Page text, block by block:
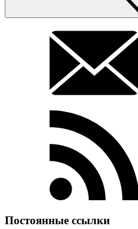
Постоянные ссылки